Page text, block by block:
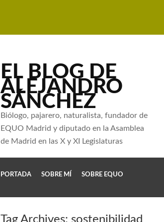
EL BLOG DE
ALEJANDRO
SÁNCHEZ
Biólogo, pajarero, naturalista, fundador de
EQUO Madrid y diputado en la Asamblea
de Madrid en las X y XI Legislaturas
PORTADA SOBRE MÍ SOBRE EQUO
Tag Archives: sostenibilidad